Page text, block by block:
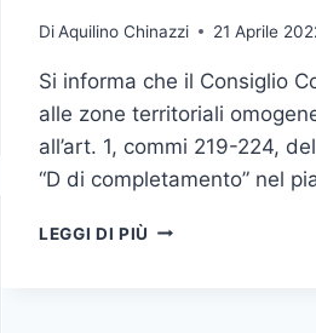
DiAquilino Chinazzi 21 Aprile
Si informa che il Consiglio
alle zone territoriali
all’art. 1, commi 219-224,
“D di completamento” nel
LEGGI DI PIÙ BONUS